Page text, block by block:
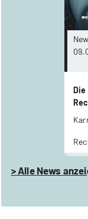
mit
>Alle News